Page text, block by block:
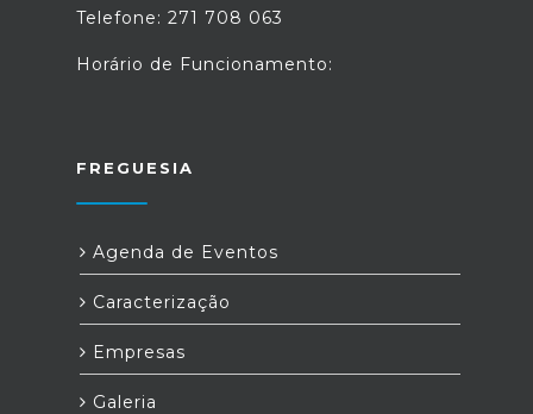
Telefone: 271 708 063
Horário de Funcionamento:
FREGUESIA
Agenda de Eventos
Caracterização
Empresas
Galeria